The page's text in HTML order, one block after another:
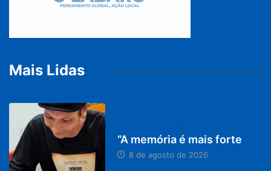
Mais Lidas
“A memória é mais forte
8 de agosto de 2026